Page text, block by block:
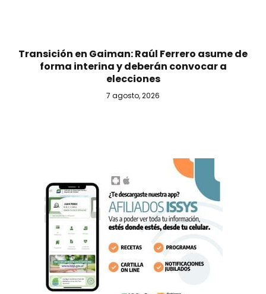
Transición en Gaiman: Raúl Ferrero asume de
forma interina y deberán convocar a
elecciones
7 agosto, 2026